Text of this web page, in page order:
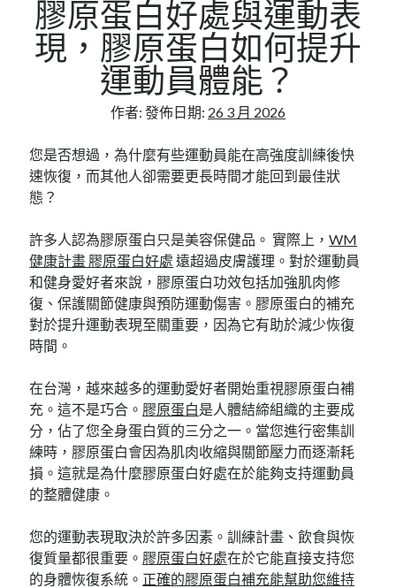
膠原蛋白好處與運動表
現，膠原蛋白如何提升
運動員體能？
作者: 發佈日期: 26 3 月 2026
您是否想過，為什麼有些運動員能在高強度訓練後快
速恢復，而其他人卻需要更長時間才能回到最佳狀
態？
許多人認為膠原蛋白只是美容保健品。 實際上，WM
健康計畫 膠原蛋白好處 遠超過皮膚護理。對於運動員
和健身愛好者來說，膠原蛋白功效包括加強肌肉修
復、保護關節健康與預防運動傷害。膠原蛋白的補充
對於提升運動表現至關重要，因為它有助於減少恢復
時間。
在台灣，越來越多的運動愛好者開始重視膠原蛋白補
充。這不是巧合。 膠原蛋白是人體結締組織的主要成
分，佔了您全身蛋白質的三分之一。當您進行密集訓
練時，膠原蛋白會因為肌肉收縮與關節壓力而逐漸耗
損。這就是為什麼膠原蛋白好處在於能夠支持運動員
的整體健康。
您的運動表現取決於許多因素。訓練計畫、飲食與恢
復質量都很重要。 膠原蛋白好處在於它能直接支持您
的身體恢復系統。 正確的膠原蛋白補充能幫助您維持